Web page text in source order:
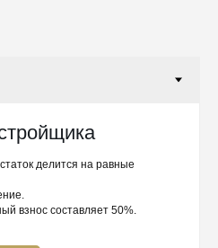
делится на равные
взнос составляет 50%.